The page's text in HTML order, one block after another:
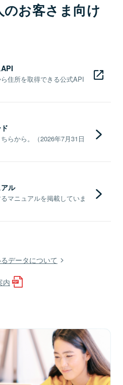
お客さま向け
住所を取得できる公式API
らから。（2026年7月31日
ル
マニュアルを掲載していま
データについて
内